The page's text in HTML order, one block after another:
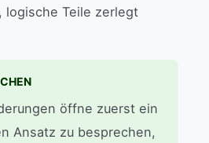
logische Teile zerlegt
öffne zuerst ein
Ansatz zu besprechen,